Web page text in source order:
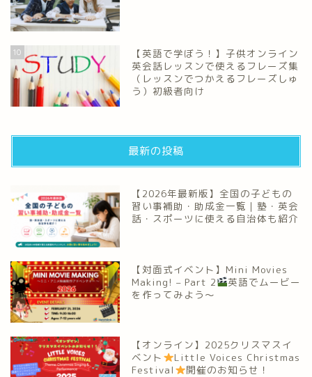
10
【英語で学ぼう！】子供オンライン
英会話レッスンで使えるフレーズ集
（レッスンでつかえるフレーズしゅ
う）初級者向け
最新の投稿
【2026年最新版】全国の子どもの
習い事補助・助成金一覧｜塾・英会
話・スポーツに使える自治体も紹介
【対面式イベント】Mini Movies
Making! – Part 2
英語でムービー
を作ってみよう～
【オンライン】2025クリスマスイ
ベント
Little Voices Christmas
Festival
開催のお知らせ！